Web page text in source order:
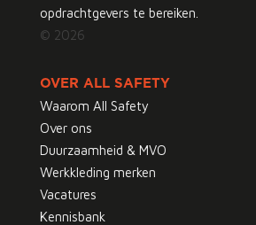
opdrachtgevers te bereiken.
© 2026
OVER ALL SAFETY
Waarom All Safety
Over ons
Duurzaamheid & MVO
Werkkleding merken
Vacatures
Kennisbank